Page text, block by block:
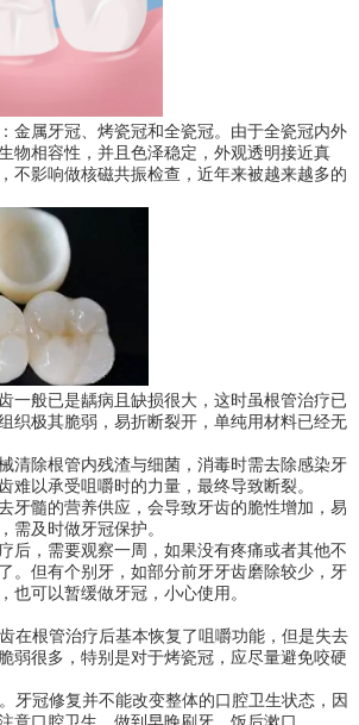
金属牙冠、烤瓷冠和全瓷冠。由于全瓷冠内外
物相容性，并且色泽稳定，外观透明接近真
不影响做核磁共振检查，近年来被越来越多的
一般已是龋病且缺损很大，这时虽根管治疗已
织极其脆弱，易折断裂开，单纯用材料已经无
清除根管内残渣与细菌，消毒时需去除感染牙
难以承受咀嚼时的力量，最终导致断裂。
牙髓的营养供应，会导致牙齿的脆性增加，易
需及时做牙冠保护。
后，需要观察一周，如果没有疼痛或者其他不
。但有个别牙，如部分前牙牙齿磨除较少，牙
也可以暂缓做牙冠，小心使用。
在根管治疗后基本恢复了咀嚼功能，但是失去
弱很多，特别是对于烤瓷冠，应尽量避免咬硬
牙冠修复并不能改变整体的口腔卫生状态，因